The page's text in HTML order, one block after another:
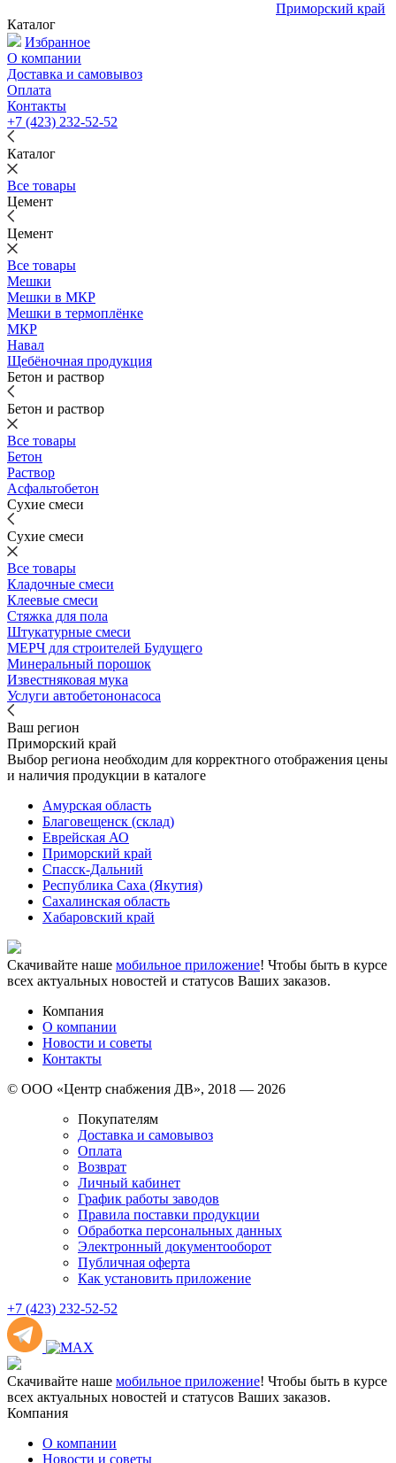
Приморский край
Каталог
Избранное
О компании
Доставка и самовывоз
Оплата
Контакты
+7 (423) 232-52-52
Каталог
Все товары
Цемент
Цемент
Все товары
Мешки
Мешки в МКР
Мешки в термоплёнке
МКР
Навал
Щебёночная продукция
Бетон и раствор
Бетон и раствор
Все товары
Бетон
Раствор
Асфальтобетон
Сухие смеси
Сухие смеси
Все товары
Кладочные смеси
Клеевые смеси
Стяжка для пола
Штукатурные смеси
МЕРЧ для строителей Будущего
Минеральный порошок
Известняковая мука
Услуги автобетононасоса
Ваш регион
Приморский край
Выбор региона необходим для корректного отображения цены
и наличия продукции в каталоге
Амурская область
Благовещенск (склад)
Еврейская АО
Приморский край
Спасск-Дальний
Республика Саха (Якутия)
Сахалинская область
Хабаровский край
Скачивайте наше мобильное приложение! Чтобы быть в курсе
всех актуальных новостей и статусов Ваших заказов.
Компания
О компании
Новости и советы
Контакты
© ООО «Центр снабжения ДВ», 2018 — 2026
Покупателям
Доставка и самовывоз
Оплата
Возврат
Личный кабинет
График работы заводов
Правила поставки продукции
Обработка персональных данных
Электронный документооборот
Публичная оферта
Как установить приложение
+7 (423) 232-52-52
Скачивайте наше мобильное приложение! Чтобы быть в курсе
всех актуальных новостей и статусов Ваших заказов.
Компания
О компании
Новости и советы